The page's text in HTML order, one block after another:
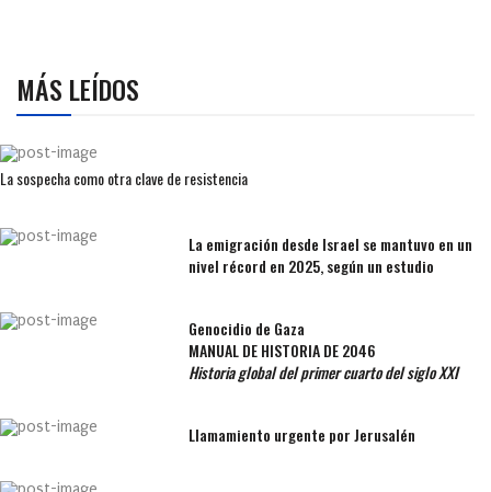
MÁS LEÍDOS
La sospecha como otra clave de resistencia
La emigración desde Israel se mantuvo en un
nivel récord en 2025, según un estudio
Genocidio de Gaza
MANUAL DE HISTORIA DE 2046
Historia global del primer cuarto del siglo XXI
Llamamiento urgente por Jerusalén